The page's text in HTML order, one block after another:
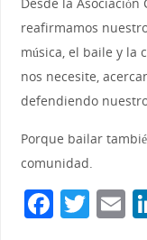
Desde la
reafirmamos
música, el baile y la
nos necesite,
defendiendo
Porque bailar
comunidad.
F T E